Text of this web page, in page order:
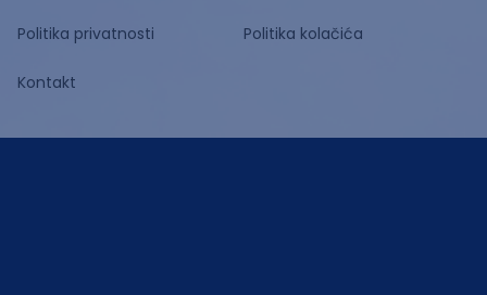
Politika privatnosti Politika kolačića
Kontakt